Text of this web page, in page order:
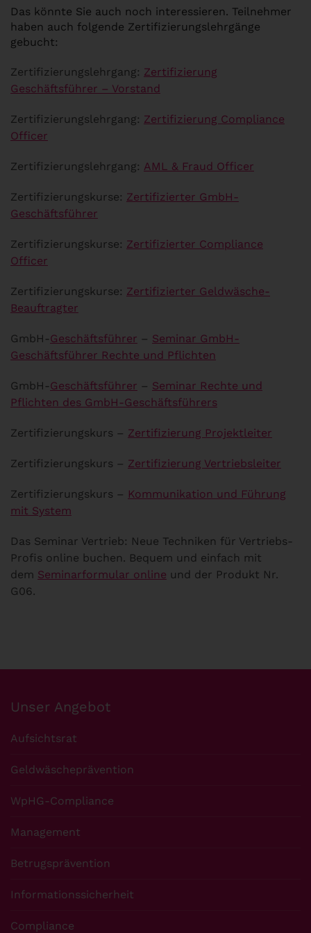
Das könnte Sie auch noch interessieren. Teilnehmer
haben auch folgende Zertifizierungslehrgänge
gebucht:
Zertifizierungslehrgang: Zertifizierung
Geschäftsführer – Vorstand
Zertifizierungslehrgang: Zertifizierung Compliance
Officer
Zertifizierungslehrgang: AML & Fraud Officer
Zertifizierungskurse: Zertifizierter GmbH-
Geschäftsführer
Zertifizierungskurse: Zertifizierter Compliance
Officer
Zertifizierungskurse: Zertifizierter Geldwäsche-
Beauftragter
GmbH-Geschäftsführer – Seminar GmbH-
Geschäftsführer Rechte und Pflichten
GmbH-Geschäftsführer – Seminar Rechte und
Pflichten des GmbH-Geschäftsführers
Zertifizierungskurs – Zertifizierung Projektleiter
Zertifizierungskurs – Zertifizierung Vertriebsleiter
Zertifizierungskurs – Kommunikation und Führung
mit System
Das Seminar Vertrieb: Neue Techniken für Vertriebs-
Profis online buchen. Bequem und einfach mit
dem Seminarformular online und der Produkt Nr.
G06.
Unser Angebot
Aufsichtsrat
Geldwäscheprävention
WpHG-Compliance
Management
Betrugsprävention
Informationssicherheit
Compliance